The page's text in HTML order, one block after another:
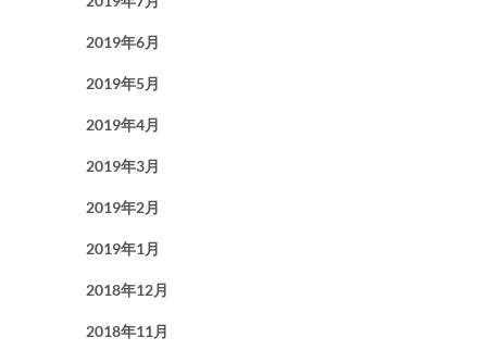
2019年6月
2019年5月
2019年4月
2019年3月
2019年2月
2019年1月
2018年12月
2018年11月